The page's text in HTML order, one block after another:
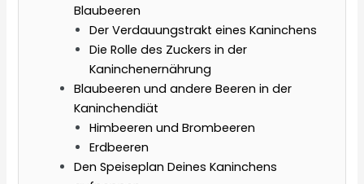
Blaubeeren
Der Verdauungstrakt eines Kaninchens
Die Rolle des Zuckers in der
Kaninchenernährung
Blaubeeren und andere Beeren in der
Kaninchendiät
Himbeeren und Brombeeren
Erdbeeren
Den Speiseplan Deines Kaninchens